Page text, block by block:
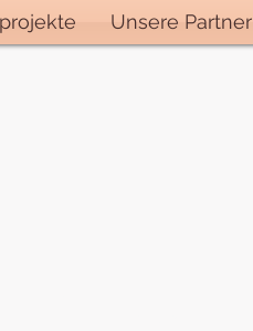
Unsere Partner